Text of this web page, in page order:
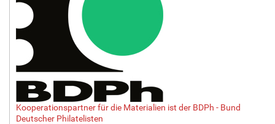
Kooperationspartner für die Materialien ist der BDPh - Bund
Deutscher Philatelisten